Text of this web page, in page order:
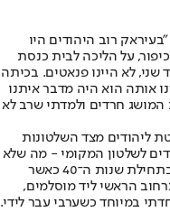
רוב היהודים היו
על הליכה לבית כנסת
לא היינו פנאטים. בכיתה
אותה הוא היה מדבר איתנו
המושג חרדים ולמדתי שרב לא
ליהודים מצד השלטונות
לשלטון המקומי - מה שלא
מנע את המאורעות האנטישמיים שהם חוו בתחילת שנות ה־40 כאשר
הראשי ליד מוסלמים,
במיוחד כשערבי עבר לידי.